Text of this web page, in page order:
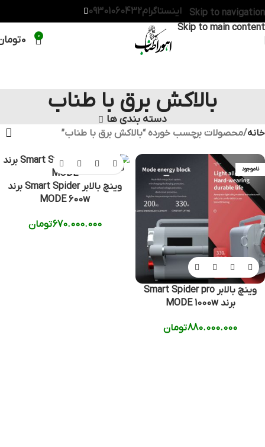
Skip to navigation
Skip to main content
اینستاگرام09301060432
0
0
بالاکش برق با طناب
دسته بندی ها
خانه محصولات برچسب خورده “بالاکش برق با طناب”
ناموجود
وینچ بالابر Smart Spider pro
برند MODE 1000w
880.000.000تومان
ناموجود
وینچ بالابر Smart Spider برند
MODE 600w
670.000.000تومان